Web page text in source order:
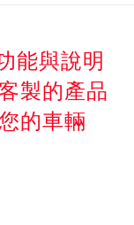
能與說明
製的產品
的車輛